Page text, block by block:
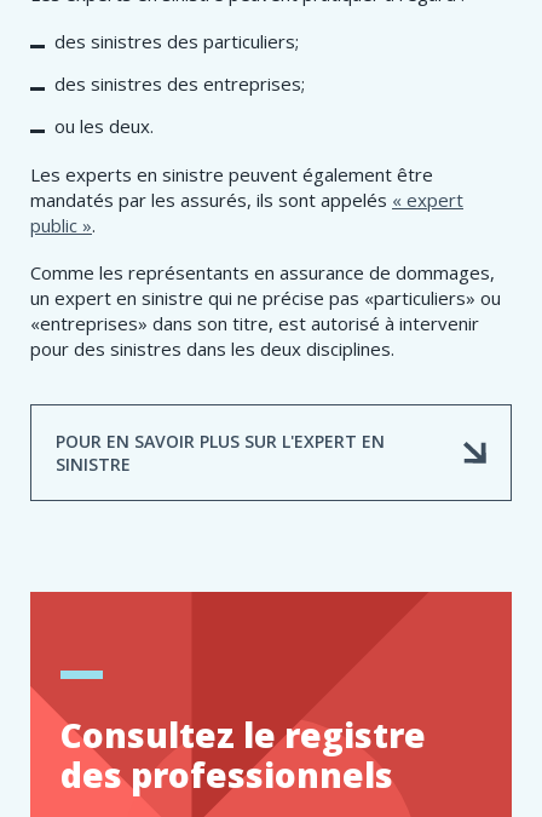
des sinistres des particuliers;
des sinistres des entreprises;
ou les deux.
​Les experts en sinistre peuvent également être
mandatés par les assurés, ils sont appelés « expert
public ».
​Comme les représentants en assurance de dommages,
un expert en sinistre qui ne précise pas «particuliers» ou
«entreprises» dans son titre, est autorisé à intervenir
pour des sinistres dans les deux disciplines.
POUR EN SAVOIR PLUS SUR L'EXPERT EN
SINISTRE
Consultez le registre
des professionnels